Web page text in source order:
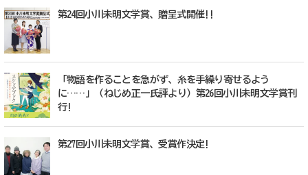
第24回小川未明文学賞、贈呈式開催!!
「物語を作ることを急がず、糸を手繰り寄せるよう
に……」（ねじめ正一氏評より）第26回小川未明文学賞刊
行!
第27回小川未明文学賞、受賞作決定!